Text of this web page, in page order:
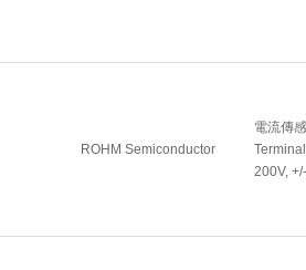
ROHM Semiconductor
電流傳
200V,